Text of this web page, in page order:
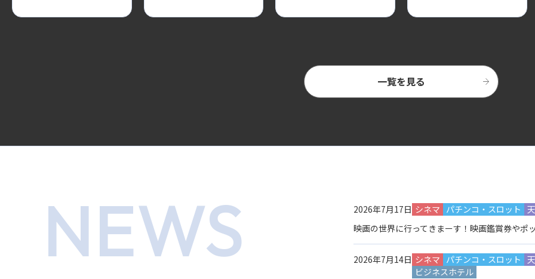
一覧を見る
NEWS 2026年7月17日 シネマ パチンコ・スロット
映画の世界に行ってきまーす！映画鑑賞券やポ
2026年7月14日 シネマ パチンコ・スロット
ビジネスホテル